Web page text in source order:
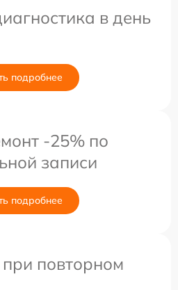
в день
подробнее
-25% по
записи
подробнее
повторном